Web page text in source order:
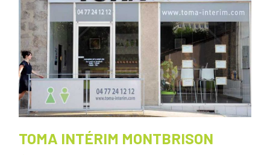
TOMA INTÉRIM MONTBRISON